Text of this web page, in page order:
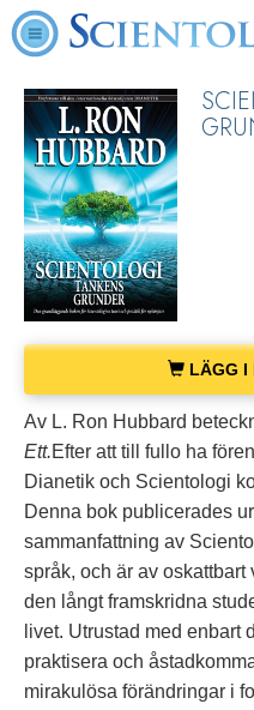
LÄGG I
Av L. Ron Hubbard
Ett.Efter att till fullo ha
Dianetik och Scientologi
Denna bok publicerades
sammanfattning av
språk, och är av
den långt framskridna
livet. Utrustad med enbart
praktisera och
mirakulösa förändringar i